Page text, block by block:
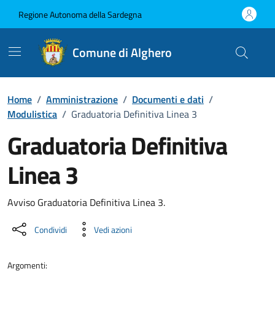
Regione Autonoma della Sardegna
Comune di Alghero
Home / Amministrazione / Documenti e dati /
Modulistica / Graduatoria Definitiva Linea 3
Graduatoria Definitiva
Linea 3
Dettaglio del documento
Avviso Graduatoria Definitiva Linea 3.
Condividi Vedi azioni
Argomenti: